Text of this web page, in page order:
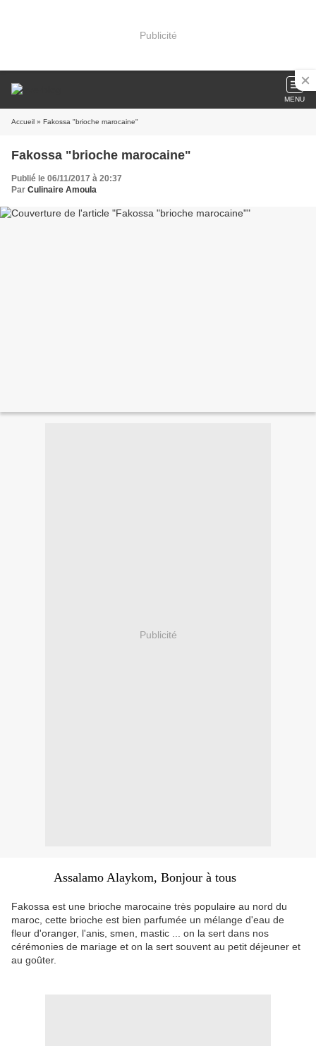
Publicité
MENU
Accueil » Fakossa "brioche marocaine"
Fakossa "brioche marocaine"
Publié le 06/11/2017 à 20:37
Par Culinaire Amoula
Publicité
Assalamo Alaykom, Bonjour à tous
Fakossa est une brioche marocaine très populaire au nord du
maroc, cette brioche est bien parfumée un mélange d'eau de
fleur d'oranger, l'anis, smen, mastic ... on la sert dans nos
cérémonies de mariage et on la sert souvent au petit déjeuner et
au goûter.